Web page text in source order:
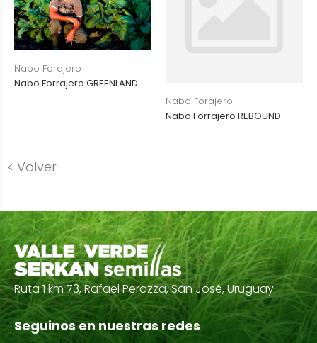
Nabo Forajero
Nabo Forrajero GREENLAND
Nabo Forajero
Nabo Forrajero REBOUND
< Volver
Ruta 1 km 73, Rafael Perazza, San José, Uruguay.
Seguinos en nuestras redes